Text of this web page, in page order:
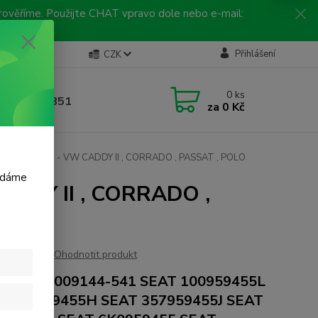
Použijte CHAT vpravo dole nebo e-mail:
Kontakty CZK Přihlášení
linka
792 217 851
9-16 hod.)
0 ks
za 0 Kč
SEAT - VW CADDY II , CORRADO , PASSAT , POLO
II , CORRADO ,
Ohodnotit produkt
8EW009144-541 SEAT 100959455L
357959455H SEAT 357959455J SEAT